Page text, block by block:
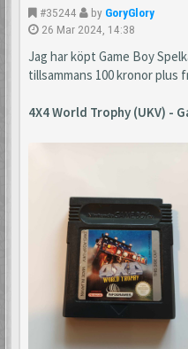
#35244 by GoryGlory
26 Mar 2024, 14:38
Jag har köpt Game Boy
tillsammans 100 kronor plus
4X4 World Trophy (UKV) -